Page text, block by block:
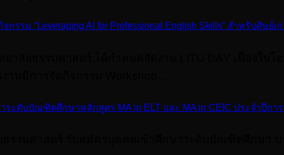
รรม “Leveraging AI for Professional English Skills” สําหรับศิษย์
ะดับบัณฑิตศึกษาหลักสูตร MA in ELT และ MA in CEIC ประจำปีกา